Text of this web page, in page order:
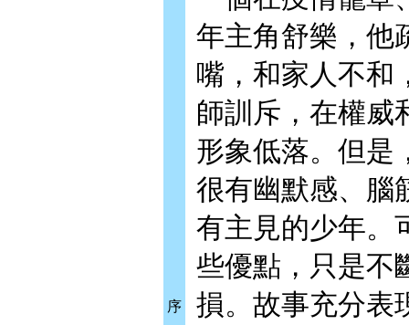
序
年主角舒樂，他
嘴，和家人不和
師訓斥，在權威
形象低落。但是
很有幽默感、腦
有主見的少年。
些優點，只是不
損。故事充分表